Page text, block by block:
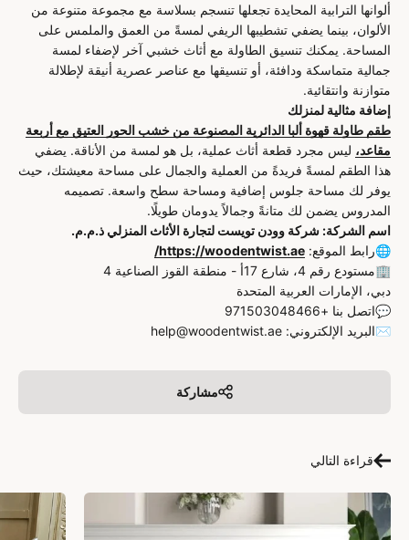
ألوانها الترابية المحايدة تجعلها تنسجم بسلاسة مع مجموعة متنوعة من
الألوان، بينما يضفي تشطيبها الريفي لمسةً من العمق والملمس على
المساحة. يمكنك تنسيق الطاولة مع أثاث خشبي آخر لإضفاء لمسة
جمالية متماسكة ودافئة، أو تنسيقها مع عناصر عصرية أنيقة لإطلالة
متوازنة وانتقائية.
إضافة مثالية لمنزلك
طقم طاولة قهوة ألبا الدائرية المصنوعة من خشب الحور العتيق مع أربعة
مقاعد، ليس مجرد قطعة أثاث عملية، بل هو لمسة من الأناقة. يضفي
هذا الطقم لمسةً فريدةً من العملية والجمال على مساحة معيشتك، حيث
يوفر لك مساحة جلوس إضافية ومساحة سطح واسعة. تصميمه
المدروس يضمن لك متانةً وجمالاً يدومان طويلًا.
اسم الشركة: شركة وودن تويست لتجارة الأثاث المنزلي ذ.م.م.
🌐رابط الموقع: https://woodentwist.ae/
🏢مستودع رقم 4، شارع 17أ - منطقة القوز الصناعية 4
دبي، الإمارات العربية المتحدة
💬اتصل بنا +971503048466
✉️البريد الإلكتروني: help@woodentwist.ae
مشاركة
قراءة التالي